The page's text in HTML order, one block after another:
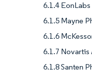
6.1.4 EonLabs
6.1.5 Mayne
6.1.6
6.1.7 Novartis
6.1.8 Santen